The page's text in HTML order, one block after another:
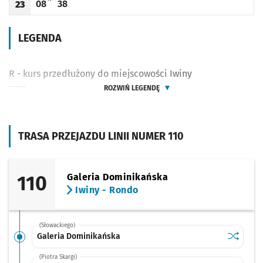
TRASA PRZEJAZDU LINII NUMER 110
110
Galeria Dominikańska
Iwiny - Rondo
(Słowackiego)
Galeria Dominikańska Sprawdź
Galeria
(Piotra Skargi)
Godzina odjazdu
23
Odjazd
08
minut po godzinie 23
Odjazd
38
minut po godzinie 23
LEGENDA
R - kurs przedłużony do miejscowości Iwiny
ROZWIŃ LEGENDĘ